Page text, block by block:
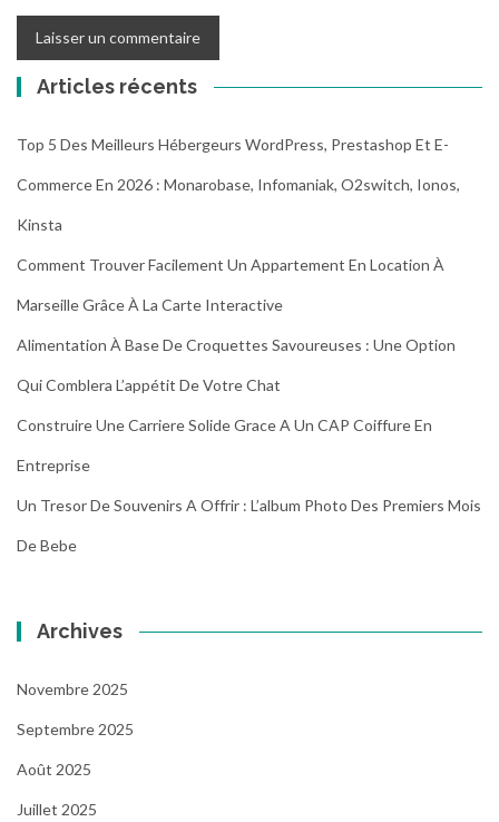
Articles récents
Top 5 Des Meilleurs Hébergeurs WordPress, Prestashop Et E-
Commerce En 2026 : Monarobase, Infomaniak, O2switch, Ionos,
Kinsta
Comment Trouver Facilement Un Appartement En Location À
Marseille Grâce À La Carte Interactive
Alimentation À Base De Croquettes Savoureuses : Une Option
Qui Comblera L’appétit De Votre Chat
Construire Une Carriere Solide Grace A Un CAP Coiffure En
Entreprise
Un Tresor De Souvenirs A Offrir : L’album Photo Des Premiers Mois
De Bebe
Archives
Novembre 2025
Septembre 2025
Août 2025
Juillet 2025